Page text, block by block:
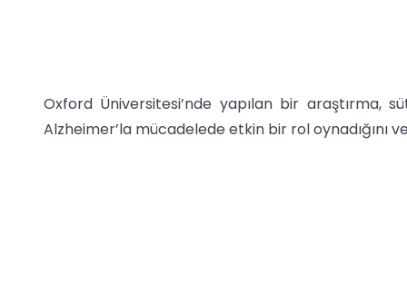
Oxford Üniversitesi’nde yapılan bir araştırma,
Alzheimer’la mücadelede etkin bir rol oynadığını